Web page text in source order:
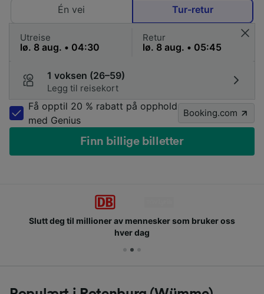
Én vei
Tur-retur
Utreise Retur
1 voksen (26–59)
Legg til reisekort
Få opptil 20 % rabatt på opphold
med Genius
Booking.com
Finn billige billetter
Slutt deg til millioner av mennesker som bruker oss
hver dag